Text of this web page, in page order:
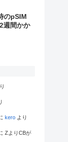
のpSIM
週間かか
kero より
ZよりCBが